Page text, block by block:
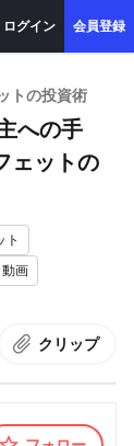
ログイン 会員登録
トの投資術
への手
ェットの
ト
画
クリップ